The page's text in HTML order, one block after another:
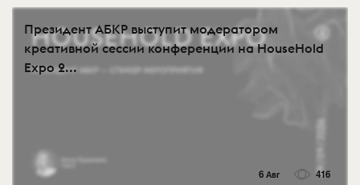
Президент АБКР выступит модератором
креативной сессии конференции на HouseHold
Expo 2...
6 Авг 416